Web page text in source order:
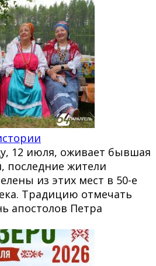
12 июля, оживает бывшая
последние жители
из этих мест в 50-е
Традицию отмечать
апостолов Петра